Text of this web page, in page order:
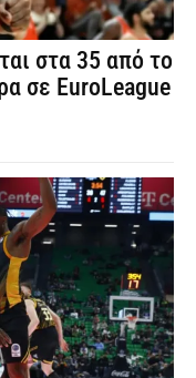
στα 35 από το
σε EuroLeague